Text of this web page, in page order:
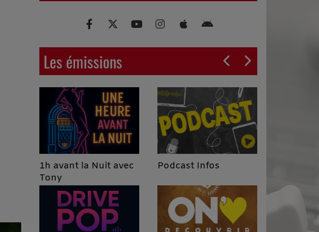
Les émissions
1h avant la Nuit avec
Tony
Podcast Infos